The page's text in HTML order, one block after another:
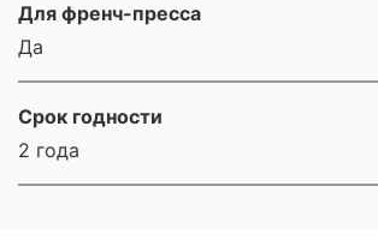
Для френч-пресса
Да
Срок годности
2 года